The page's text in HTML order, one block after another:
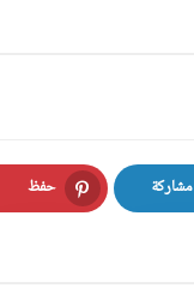
مشاركة
LinkedIn
حفظ
Pinterest